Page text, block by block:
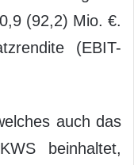
(92,2) Mio. €.
(EBIT-
auch das
beinhaltet,